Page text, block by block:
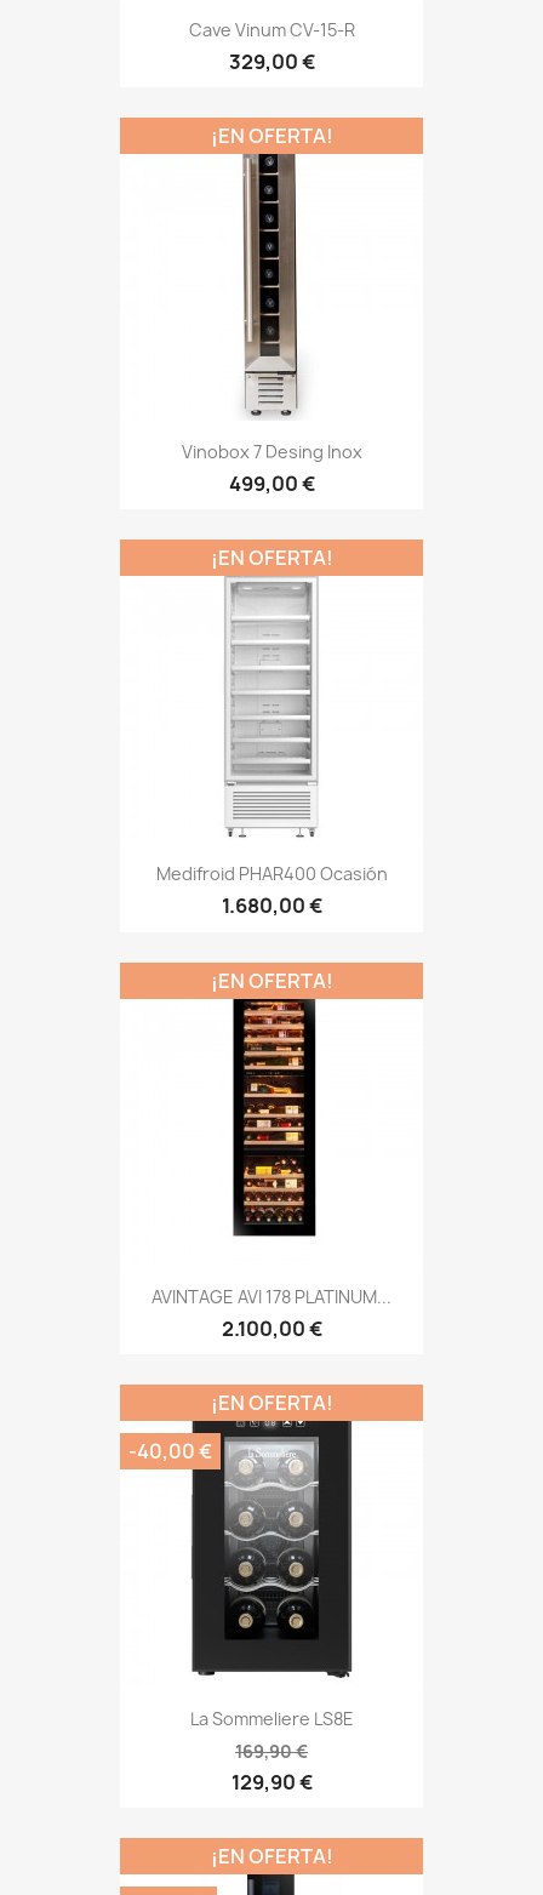
Cave Vinum CV-15-R
329,00 €
Vinobox 7 Desing Inox
499,00 €
¡EN OFERTA!
Medifroid PHAR400 Ocasión
1.680,00 €
¡EN OFERTA!
AVINTAGE AVI 178 PLATINUM...
2.100,00 €
¡EN OFERTA!
La Sommeliere LS8E
169,90 €
129,90 €
¡EN OFERTA!
-40,00 €
¡EN OFERTA!